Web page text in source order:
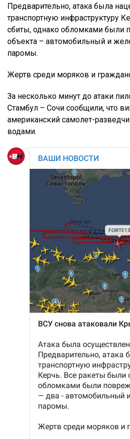
Предварительно, атака была
транспортную инфраструктуру
сбиты, однако обломками были
объекта – автомобильный и
паромы.
Жертв среди моряков и
За несколько минут до атаки
Стамбул – Сочи сообщили, что
американский самолет-
водами.